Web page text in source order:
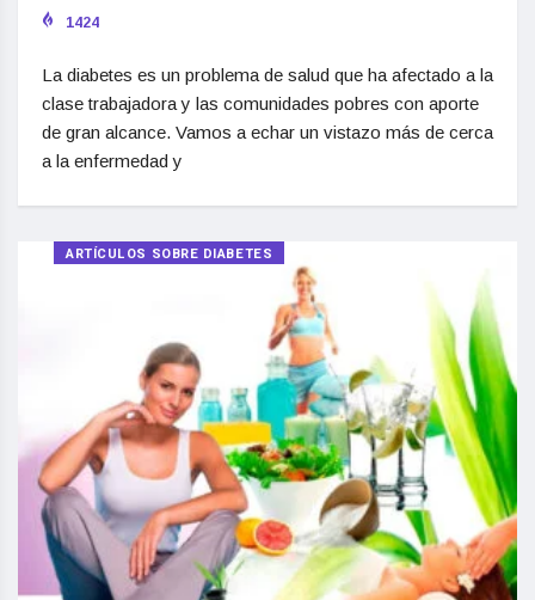
1424
La diabetes es un problema de salud que ha afectado a la
clase trabajadora y las comunidades pobres con aporte
de gran alcance. Vamos a echar un vistazo más de cerca
a la enfermedad y
ARTÍCULOS SOBRE DIABETES